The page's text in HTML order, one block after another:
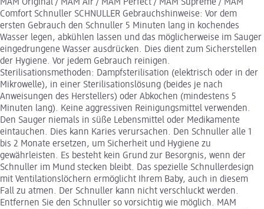
MAM Original / MAM Air / MAM Perfect / MAM Supreme / MAM
Comfort Schnuller SCHNULLER Gebrauchshinweise: Vor dem
ersten Gebrauch den Schnuller 5 Minuten lang in kochendes
Wasser legen, abkühlen lassen und das möglicherweise im Sauger
eingedrungene Wasser ausdrücken. Dies dient zum Sicherstellen
der Hygiene. Vor jedem Gebrauch reinigen.
Sterilisationsmethoden: Dampfsterilisation (elektrisch oder in der
Mikrowelle), in einer Sterilisationslösung (beides je nach
Anweisungen des Herstellers) oder Abkochen (mindestens 5
Minuten lang). Keine aggressiven Reinigungsmittel verwenden.
Den Sauger niemals in süße Lebensmittel oder Medikamente
eintauchen. Dies kann Karies verursachen. Den Schnuller alle 1
bis 2 Monate ersetzen, um Sicherheit und Hygiene zu
gewährleisten. Es besteht kein Grund zur Besorgnis, wenn der
Schnuller im Mund stecken bleibt. Das spezielle Schnullerdesign
mit Ventilationslöchern ermöglicht Ihrem Baby, auch in diesem
Fall zu atmen. Der Schnuller kann nicht verschluckt werden.
Entfernen Sie den Schnuller so vorsichtig wie möglich. MAM